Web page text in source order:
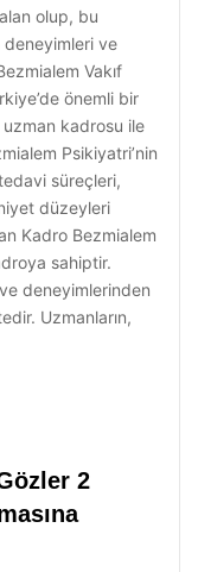
olup, bu
deneyimleri ve
Vakıf
önemli bir
kadrosu ile
Psikiyatri’nin
süreçleri,
düzeyleri
Kadro Bezmialem
sahiptir.
deneyimlerinden
Uzmanların,
2